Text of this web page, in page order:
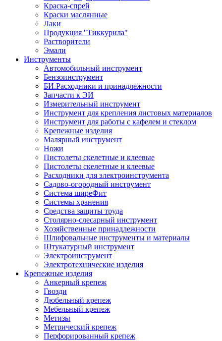
Краска-спрей
Краски маслянные
Лаки
Продукция "Тиккурила"
Растворители
Эмали
Инструменты
Автомобильный инструмент
Бензоинструмент
БИ.Расходники и принадлежности
Запчасти к ЭИ
Измерительный инструмент
Инструмент для крепления листовых материалов
Инструмент для работы с кафелем и стеклом
Крепежные изделия
Малярный инструмент
Ножи
Пистолеты скелетные и клеевые
Пистолеты скелетные и клеевые
Расходники для электроинструмента
Садово-огородный инструмент
Система ширеФит
Системы хранения
Средства защиты труда
Столярно-слесарный инструмент
Хозяйственные принадлежности
Шлифовальные инструменты и материалы
Штукатурный инструмент
Электроинструмент
Электротехнические изделия
Крепежные изделия
Анкерный крепеж
Гвозди
Дюбельный крепеж
Мебельный крепеж
Метизы
Метрический крепеж
Перфорированный крепеж